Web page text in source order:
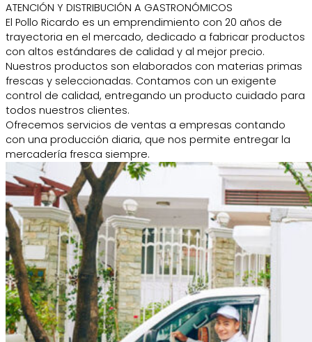
ATENCIÓN Y DISTRIBUCIÓN A GASTRONÓMICOS
El Pollo Ricardo es un emprendimiento con 20 años de
trayectoria en el mercado, dedicado a fabricar productos
con altos estándares de calidad y al mejor precio.
Nuestros productos son elaborados con materias primas
frescas y seleccionadas. Contamos con un exigente
control de calidad, entregando un producto cuidado para
todos nuestros clientes.
Ofrecemos servicios de ventas a empresas contando
con una producción diaria, que nos permite entregar la
mercadería fresca siempre.